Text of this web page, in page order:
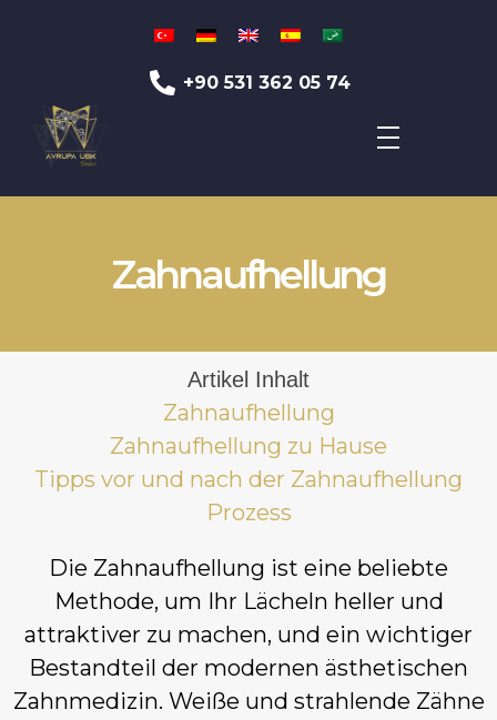
+90 531 362 05 74
Zahnaufhellung
Artikel Inhalt
Zahnaufhellung
Zahnaufhellung zu Hause
Tipps vor und nach der Zahnaufhellung
Prozess
Die Zahnaufhellung ist eine beliebte
Methode, um Ihr Lächeln heller und
attraktiver zu machen, und ein wichtiger
Bestandteil der modernen ästhetischen
Zahnmedizin. Weiße und strahlende Zähne